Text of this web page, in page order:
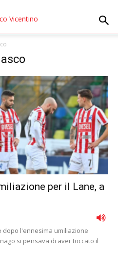
per il Lane, a
dopo l'ennesima umiliazione
si pensava di aver toccato il